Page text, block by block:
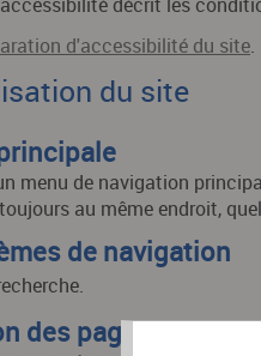
d'accessibilité du site.
du site
menu de navigation
au même endroit,
de navigation
des pages